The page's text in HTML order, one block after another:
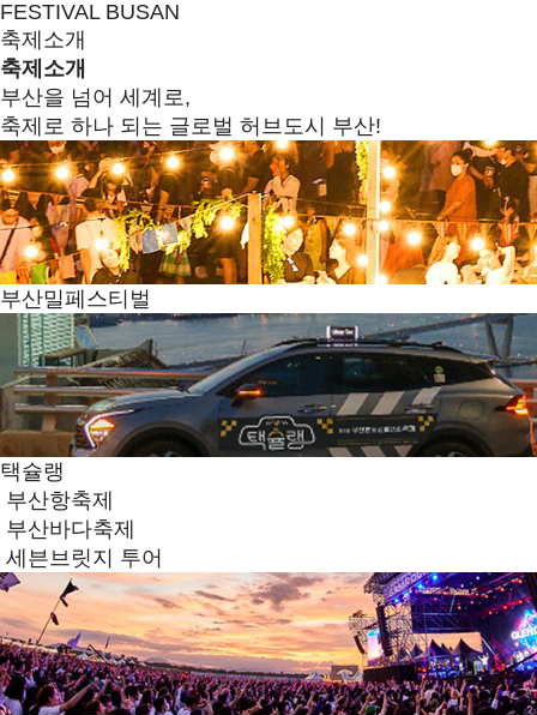
FESTIVAL BUSAN
축제소개
축제소개
부산을 넘어 세계로,
축제로 하나 되는 글로벌 허브도시 부산!
부산밀페스티벌
택슐랭
부산항축제
부산바다축제
세븐브릿지 투어